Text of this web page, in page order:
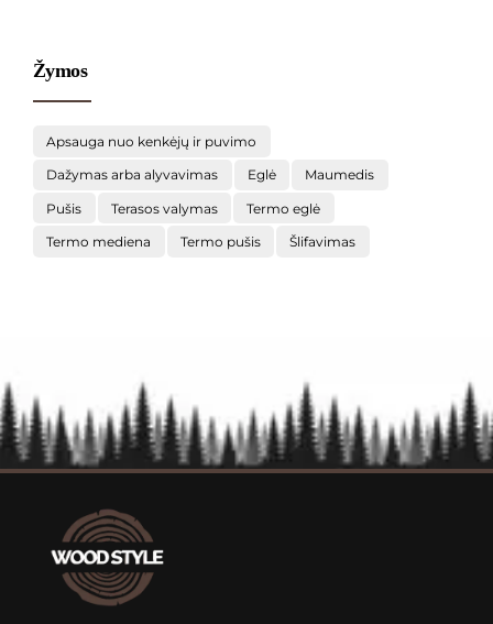
Žymos
Apsauga nuo kenkėjų ir puvimo
Dažymas arba alyvavimas Eglė Maumedis
Pušis Terasos valymas Termo eglė
Termo mediena Termo pušis Šlifavimas